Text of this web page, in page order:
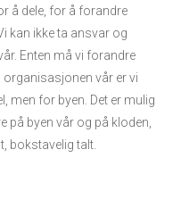
å dele, for å forandre
kan ikke ta ansvar og
Enten må vi forandre
organisasjonen vår er vi
men for byen. Det er mulig
på byen vår og på kloden,
bokstavelig talt.